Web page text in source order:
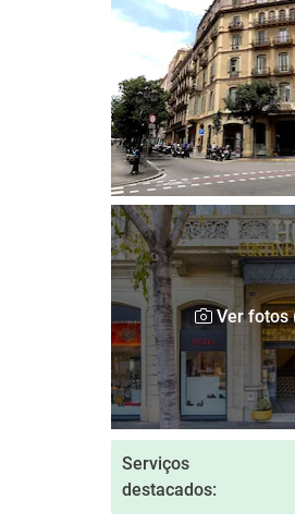
Ver fotos
Serviços
destacados: